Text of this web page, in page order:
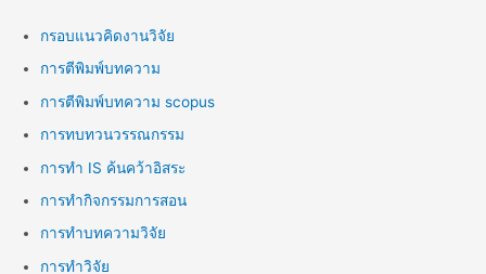
กรอบแนวคิดงานวิจัย
การตีพิมพ์บทความ
การตีพิมพ์บทความ scopus
การทบทวนวรรณกรรม
การทำ IS ค้นคว้าอิสระ
การทำกิจกรรมการสอน
การทำบทความวิจัย
การทำวิจัย